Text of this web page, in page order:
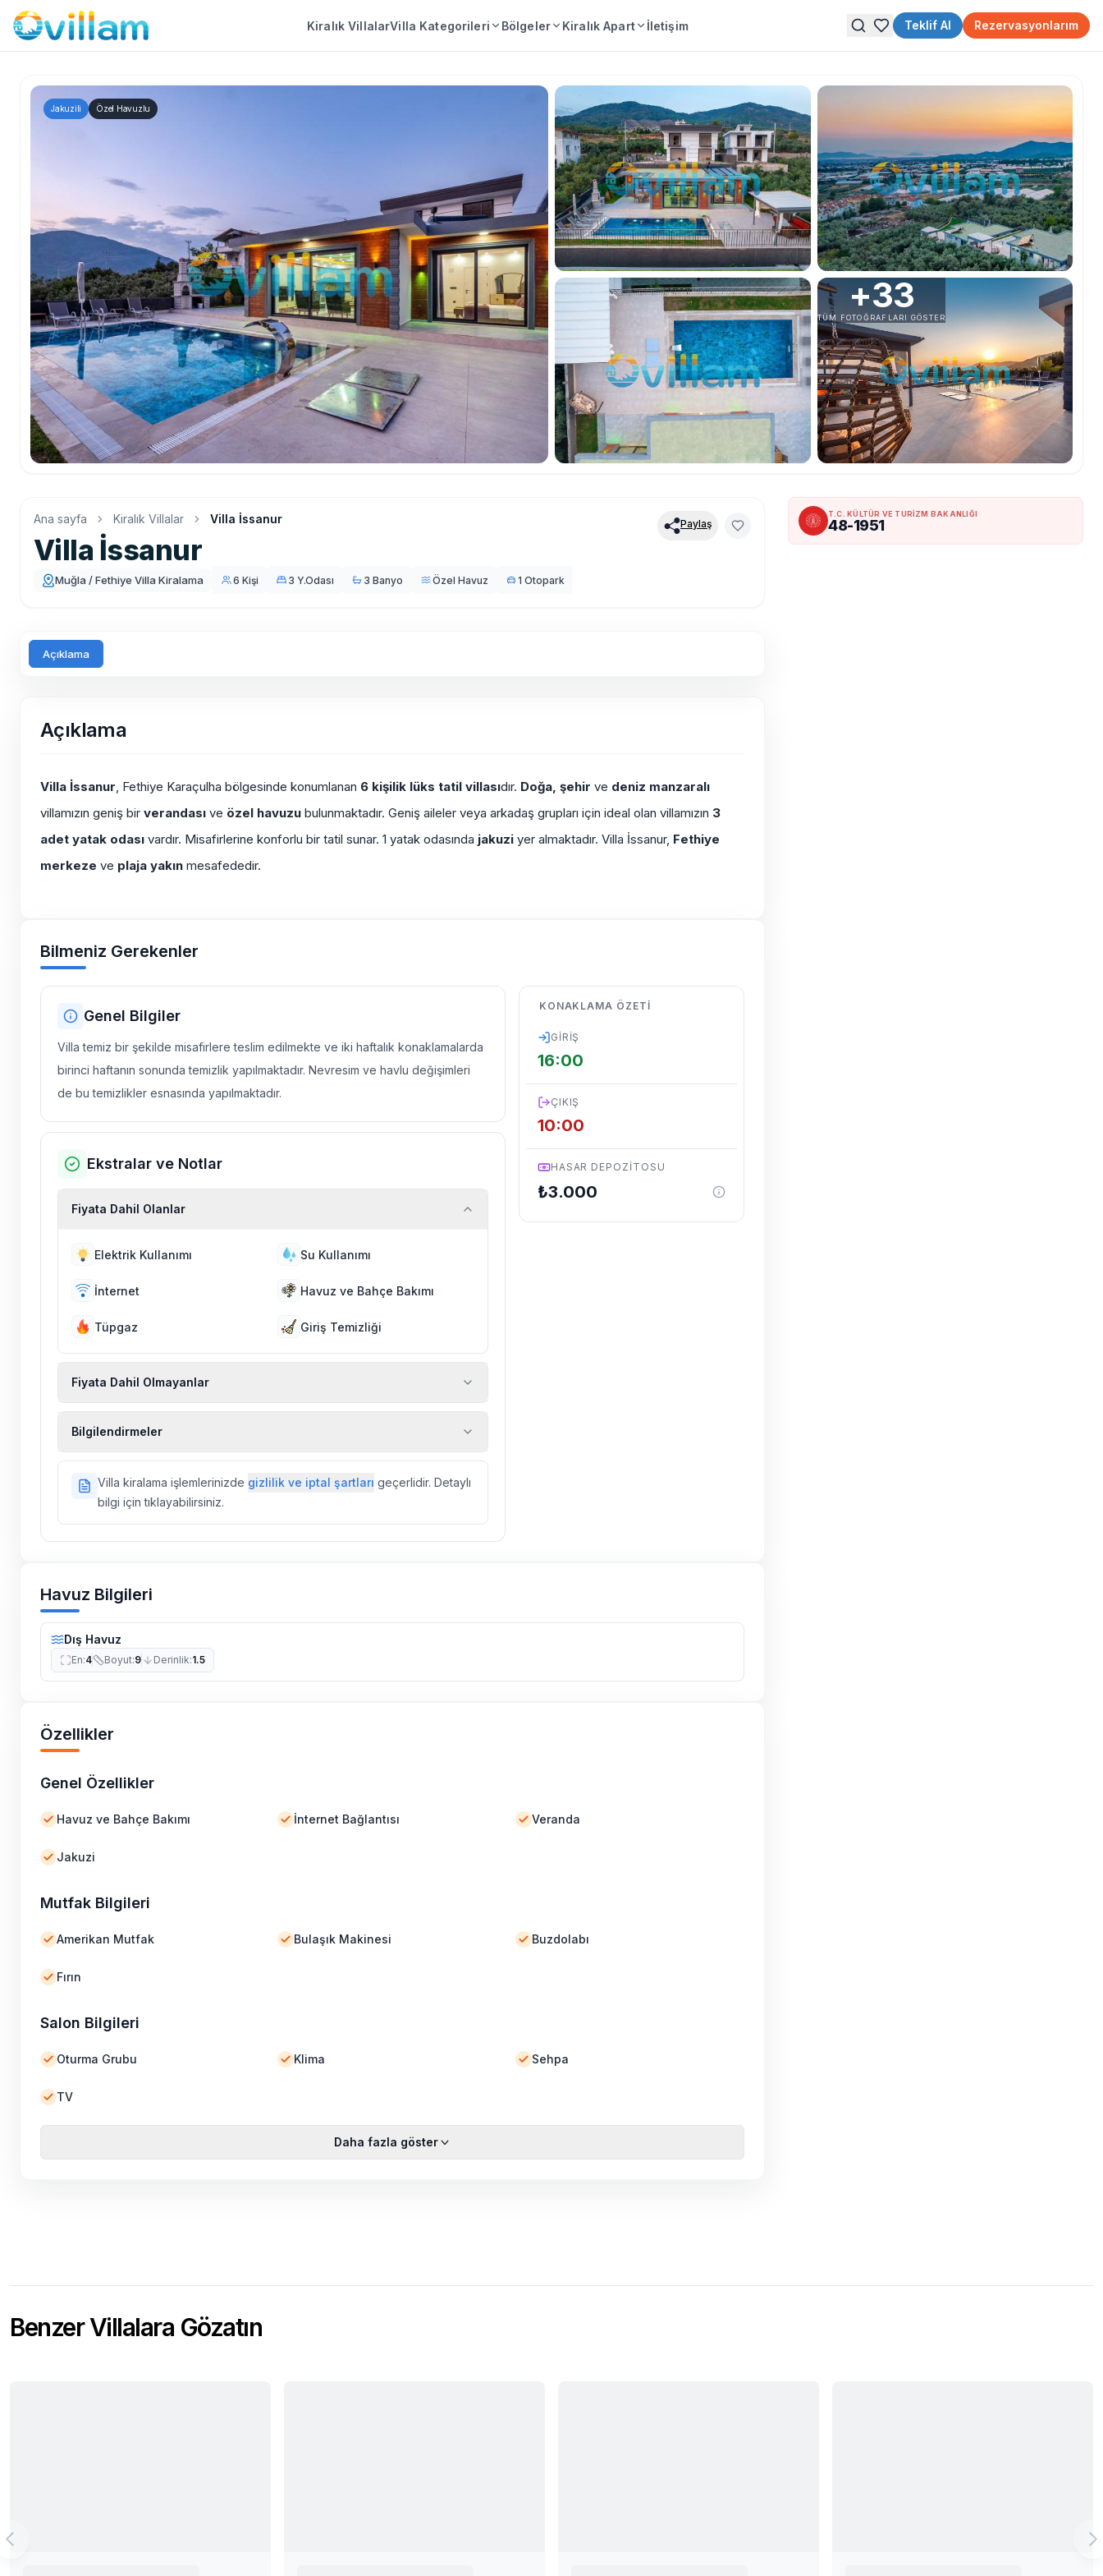
Kiralık VillalarVilla Kategorileri Bölgeler Kiralık Apart İletişim Teklif Al Rezervasyonlarım
Jakuzili Özel Havuzlu
+33
TÜM FOTOĞRAFLARI GÖSTER
Ana sayfa Kiralık Villalar Villa İssanur
Villa İssanur
Paylaş
Muğla / Fethiye Villa Kiralama 6 Kişi 3 Y.Odası 3 Banyo Özel Havuz 1 Otopark
T.C. KÜLTÜR VE TURİZM BAKANLIĞI
48-1951
Açıklama
Açıklama
Villa İssanur, Fethiye Karaçulha bölgesinde konumlanan 6 kişilik lüks tatil villasıdır. Doğa, şehir ve deniz manzaralı
villamızın geniş bir verandası ve özel havuzu bulunmaktadır. Geniş aileler veya arkadaş grupları için ideal olan villamızın 3
adet yatak odası vardır. Misafirlerine konforlu bir tatil sunar. 1 yatak odasında jakuzi yer almaktadır. Villa İssanur, Fethiye
merkeze ve plaja yakın mesafededir.
Bilmeniz Gerekenler
Genel Bilgiler
Villa temiz bir şekilde misafirlere teslim edilmekte ve iki haftalık konaklamalarda
birinci haftanın sonunda temizlik yapılmaktadır. Nevresim ve havlu değişimleri
de bu temizlikler esnasında yapılmaktadır.
Ekstralar ve Notlar
Fiyata Dahil Olanlar
Elektrik Kullanımı Su Kullanımı
İnternet Havuz ve Bahçe Bakımı
Tüpgaz Giriş Temizliği
Fiyata Dahil Olmayanlar
Bilgilendirmeler
ilaçlama yapılmaktadır. Buna rağmen çevrede kelebek, böcek, sinek
vs. bulunma ihtimali vardır.
Villalarımızın bulunmuş olduğu bölgelerde dönemsel olarak altyapı
Villa kiralama işlemlerinizde gizlilik ve iptal şartları geçerlidir. Detaylı
bilgi için tıklayabilirsiniz.
KONAKLAMA ÖZETI
GIRIŞ
16:00
ÇIKIŞ
10:00
HASAR DEPOZITOSU
₺3.000
Havuz Bilgileri
Dış Havuz
En:4 Boyut:9 Derinlik:1.5
Özellikler
Genel Özellikler
Havuz ve Bahçe Bakımı İnternet Bağlantısı Veranda
Jakuzi
Mutfak Bilgileri
Amerikan Mutfak Bulaşık Makinesi Buzdolabı
Fırın
Salon Bilgileri
Oturma Grubu Klima Sehpa
TV
Daha fazla göster
Benzer Villalara Gözatın